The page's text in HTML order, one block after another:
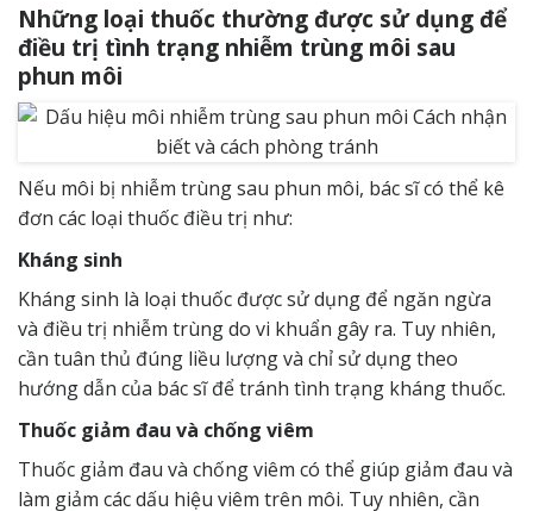
Những loại thuốc thường được sử dụng để
điều trị tình trạng nhiễm trùng môi sau
phun môi
Nếu môi bị nhiễm trùng sau phun môi, bác sĩ có thể kê
đơn các loại thuốc điều trị như:
Kháng sinh
Kháng sinh là loại thuốc được sử dụng để ngăn ngừa
và điều trị nhiễm trùng do vi khuẩn gây ra. Tuy nhiên,
cần tuân thủ đúng liều lượng và chỉ sử dụng theo
hướng dẫn của bác sĩ để tránh tình trạng kháng thuốc.
Thuốc giảm đau và chống viêm
Thuốc giảm đau và chống viêm có thể giúp giảm đau và
làm giảm các dấu hiệu viêm trên môi. Tuy nhiên, cần